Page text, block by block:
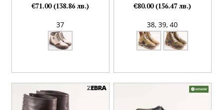
37
€71.00 (138.86 лв.)
38,39,40
€80.00 (156.47 лв.)